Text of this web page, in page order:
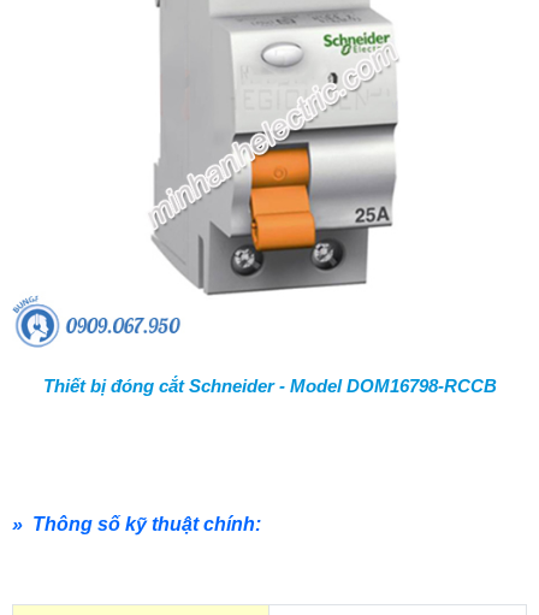
Thiết bị đóng cắt Schneider - Model DOM16798-RCCB
» Thông số kỹ thuật chính: